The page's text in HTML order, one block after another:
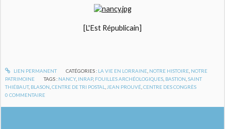
[L'Est Républicain]
LIEN PERMANENT CATÉGORIES : LA VIE EN LORRAINE, NOTRE HISTOIRE, NOTRE
PATRIMOINE
TAGS : NANCY, INRAP, FOUILLES ARCHÉOLOGIQUES BASTION ,SAINT
THIÉBAUT, BLASON ,CENTRE DE TRI POSTAL JEAN PROUVÉ ,CENTRE DES CONGRÈS
0 COMMENTAIRE